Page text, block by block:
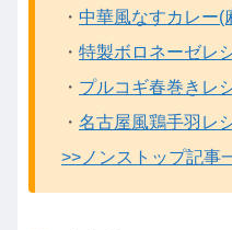
・ 中華風なすカレー(
・ 特製ボロネーゼレ
・ プルコギ春巻きレ
・ 名古屋風鶏手羽レ
>>ノンストップ記事